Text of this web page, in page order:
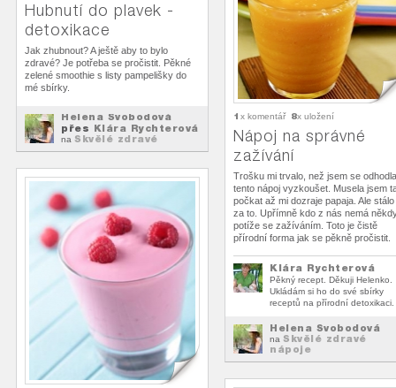
Hubnutí do plavek -
detoxikace
Jak zhubnout? A ještě aby to bylo
zdravé? Je potřeba se pročistit. Pěkné
zelené smoothie s listy pampelišky do
mé sbírky.
Helena Svobodová
přes Klára Rychterová
na Skvělé zdravé
nápoje
1 x komentář 8x uložení
Nápoj na správné
zažívání
Trošku mi trvalo, než jsem se
tento nápoj vyzkoušet. Musela jsem
počkat až mi dozraje papaja. Ale stálo
za to. Upřímně kdo z nás nemá
potíže se zažíváním. Toto je čistě
přírodní forma jak se pěkně pročistit.
Klára Rychterová
Pěkný recept. Děkuji Helenko.
Ukládám si ho do své sbírky
receptů na přírodní detoxikaci.
Helena Svobodová
na Skvělé zdravé
nápoje